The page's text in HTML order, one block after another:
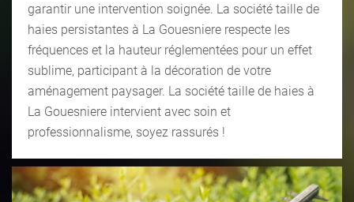
garantir une intervention soignée. La société taille de
haies persistantes à La Gouesniere respecte les
fréquences et la hauteur réglementées pour un effet
sublime, participant à la décoration de votre
aménagement paysager. La société taille de haies à
La Gouesniere intervient avec soin et
professionnalisme, soyez rassurés !